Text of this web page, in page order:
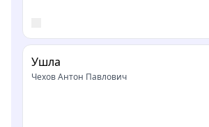
Ушла
Чехов Антон Павлович